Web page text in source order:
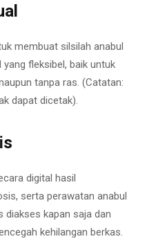
membuat silsilah anabul
fleksibel, baik untuk
tanpa ras. (Catatan:
dapat dicetak).
digital hasil
serta perawatan anabul
diakses kapan saja dan
kehilangan berkas.